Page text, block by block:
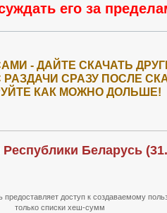
его за
- ДАЙТЕ СКАЧАТЬ
РАЗДАЧИ СРАЗУ ПОСЛЕ
КАК МОЖНО ДОЛЬШЕ!
Беларусь
доступ к создаваемому
только списки хеш-сумм